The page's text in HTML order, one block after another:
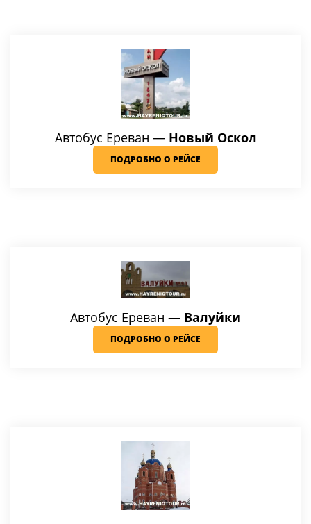
Автобус Ереван — Новый Оскол
ПОДРОБНО О РЕЙСЕ
Автобус Ереван — Валуйки
ПОДРОБНО О РЕЙСЕ